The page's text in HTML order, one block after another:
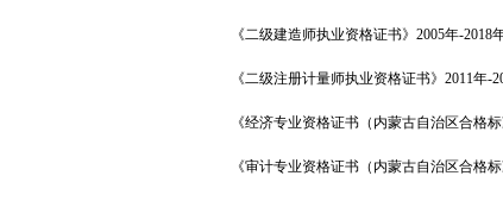
《二级建造师执业资格证书》2005年-2018
《二级注册计量师执业资格证书》2011年-
《经济专业资格证书（内蒙古自治区合格
《审计专业资格证书（内蒙古自治区合格